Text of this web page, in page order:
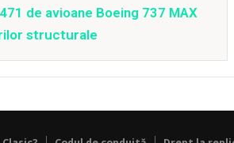
de avioane Boeing 737 MAX
structurale